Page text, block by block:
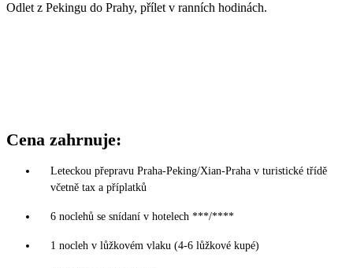
Odlet z Pekingu do Prahy, přílet v ranních hodinách.
Cena zahrnuje:
Leteckou přepravu Praha-Peking/Xian-Praha v turistické třídě
včetně tax a příplatků
6 noclehů se snídaní v hotelech ***/****
1 nocleh v lůžkovém vlaku (4-6 lůžkové kupé)